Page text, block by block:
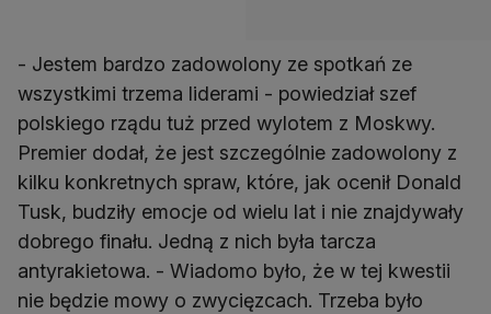
- Jestem bardzo zadowolony ze spotkań ze
wszystkimi trzema liderami - powiedział szef
polskiego rządu tuż przed wylotem z Moskwy.
Premier dodał, że jest szczególnie zadowolony z
kilku konkretnych spraw, które, jak ocenił Donald
Tusk, budziły emocje od wielu lat i nie znajdywały
dobrego finału. Jedną z nich była tarcza
antyrakietowa. - Wiadomo było, że w tej kwestii
nie będzie mowy o zwycięzcach. Trzeba było